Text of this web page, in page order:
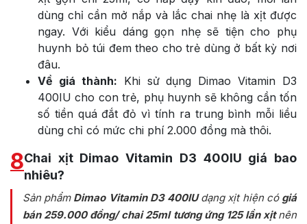
dùng chỉ cần mở nắp và lắc chai nhẹ là xịt được
ngay. Với kiểu dáng gọn nhẹ sẽ tiện cho phụ
huynh bỏ túi đem theo cho trẻ dùng ở bất kỳ nơi
đâu.
Về giá thành: Khi sử dụng Dimao Vitamin D3
400IU cho con trẻ, phụ huynh sẽ không cần tốn
số tiền quá đắt đỏ vì tính ra trung bình mỗi liều
dùng chỉ có mức chi phí 2.000 đồng mà thôi.
8Chai xịt Dimao Vitamin D3 400IU giá bao
nhiêu?
Sản phẩm Dimao Vitamin D3 400IUdạng xịt hiện có giá
bán 259.000 đồng/ chai 25ml tương ứng 125 lần xịtnên